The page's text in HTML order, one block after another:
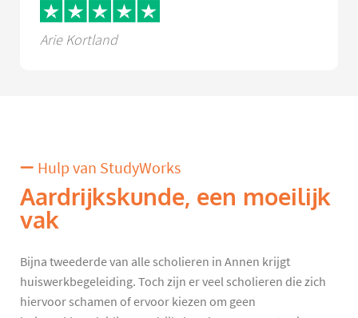
Arie Kortland
Hulp van StudyWorks
Aardrijkskunde, een moeilijk
vak
Bijna tweederde van alle scholieren in Annen krijgt
huiswerkbegeleiding. Toch zijn er veel scholieren die zich
hiervoor schamen of ervoor kiezen om geen